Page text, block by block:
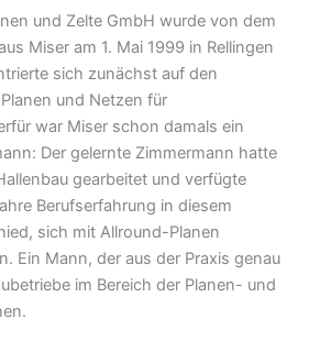
und Zelte GmbH wurde von dem
Miser am 1. Mai 1999 in Rellingen
sich zunächst auf den
und Netzen für
war Miser schon damals ein
Der gelernte Zimmermann hatte
gearbeitet und verfügte
Berufserfahrung in diesem
sich mit Allround-Planen
Ein Mann, der aus der Praxis genau
im Bereich der Planen- und